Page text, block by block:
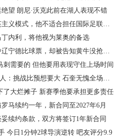
望 朗尼·沃克此前在湖人表现不错
模式，他不适合担任国际足联主席
内利，将他视为莱奥的备选
德比球票，却被告知黄牛没抢到票
刺需要的 但他要用表现守住上场时间
挑战比预想要大 石奎无愧全场最佳
了大烂摊子 新赛季他要承担更多责任
马续约一年，新合同至2027年6月
续约条款，双方将签订1年新合同
今日1分钟2球导演逆转 吧友评分9.9